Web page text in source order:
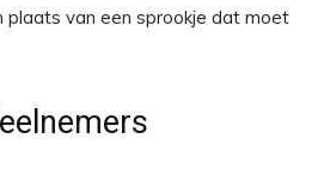
plaats van een sprookje dat moet